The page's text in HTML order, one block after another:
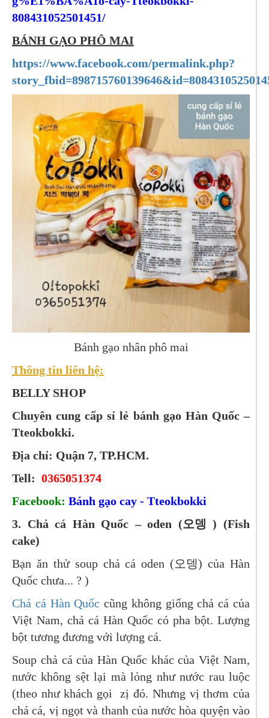
808431052501451/
BÁNH GẠO PHÔ MAI
https://www.facebook.com/permalink.php?
Bánh gạo nhân phô mai
Thông tin liên hệ:
BELLY SHOP
Chuyên cung cấp sỉ lẻ bánh gạo Hàn Quốc –
Tteokbokki.
Địa chỉ: Quận 7, TP.HCM.
Tell: 0365051374
Facebook: Bánh gạo cay - Tteokbokki
3. Chả cá Hàn Quốc – oden (오뎅 ) (Fish
cake)
Bạn ăn thử soup chả cá oden (오뎅) của Hàn
Quốc chưa... ? )
Chả cá Hàn Quốc cũng không giống chả cá của
Việt Nam, chả cá Hàn Quốc có pha bột. Lượng
bột tương đương với lượng cá.
Soup chả cá của Hàn Quốc khác của Việt Nam,
nước không sệt lại mà lỏng như nước rau luộc
(theo như khách gọi zị đó. Nhưng vị thơm của
chả cá, vị ngọt và thanh của nước hòa quyện vào